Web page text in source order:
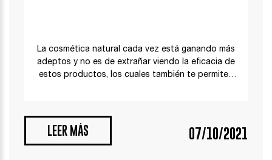
La cosmética natural cada vez está ganando más
adeptos y no es de extrañar viendo la eficacia de
estos productos, los cuales también te permiten
LEER MÁS 07/10/2021